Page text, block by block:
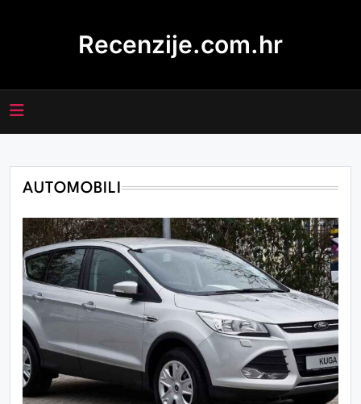
Recenzije.com.hr
AUTOMOBILI